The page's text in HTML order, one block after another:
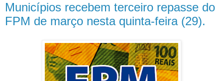
Municípios recebem terceiro repasse do
FPM de março nesta quinta-feira (29).